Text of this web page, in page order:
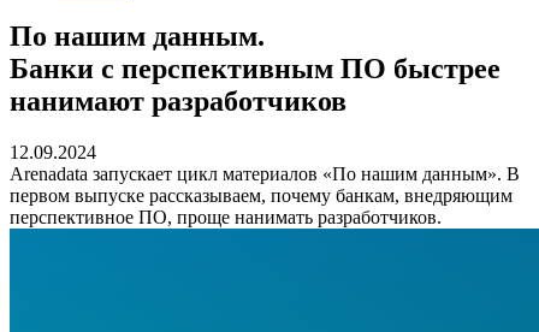
По нашим данным.
Банки с перспективным ПО быстрее
нанимают разработчиков
12.09.2024
Arenadata запускает цикл материалов «По нашим данным». В
первом выпуске рассказываем, почему банкам, внедряющим
перспективное ПО, проще нанимать разработчиков.